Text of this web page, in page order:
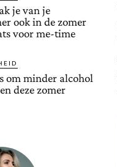
je van je
ook in de zomer
voor me-time
om minder alcohol
deze zomer